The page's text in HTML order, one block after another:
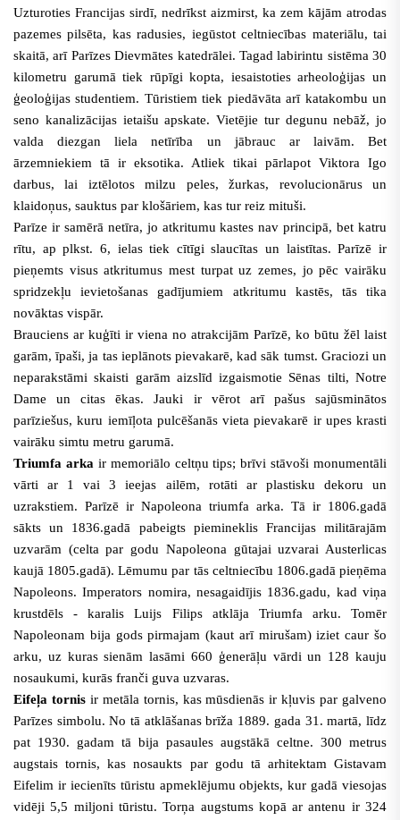
Uzturoties Francijas sirdī, nedrīkst aizmirst, ka zem kājām atrodas
pazemes pilsēta, kas radusies, iegūstot celtniecības materiālu, tai
skaitā, arī Parīzes Dievmātes katedrālei. Tagad labirintu sistēma 30
kilometru garumā tiek rūpīgi kopta, iesaistoties arheoloģijas un
ģeoloģijas studentiem. Tūristiem tiek piedāvāta arī katakombu un
seno kanalizācijas ietaišu apskate. Vietējie tur degunu nebāž, jo
valda diezgan liela netīrība un jābrauc ar laivām. Bet
ārzemniekiem tā ir eksotika. Atliek tikai pārlapot Viktora Igo
darbus, lai iztēlotos milzu peles, žurkas, revolucionārus un
klaidoņus, sauktus par klošāriem, kas tur reiz mituši.
Parīze ir samērā netīra, jo atkritumu kastes nav principā, bet katru
rītu, ap plkst. 6, ielas tiek cītīgi slaucītas un laistītas. Parīzē ir
pieņemts visus atkritumus mest turpat uz zemes, jo pēc vairāku
spridzekļu ievietošanas gadījumiem atkritumu kastēs, tās tika
novāktas vispār.
Brauciens ar kuģīti ir viena no atrakcijām Parīzē, ko būtu žēl laist
garām, īpaši, ja tas ieplānots pievakarē, kad sāk tumst. Graciozi un
neparakstāmi skaisti garām aizslīd izgaismotie Sēnas tilti, Notre
Dame un citas ēkas. Jauki ir vērot arī pašus sajūsminātos
parīziešus, kuru iemīļota pulcēšanās vieta pievakarē ir upes krasti
vairāku simtu metru garumā.
Triumfa arka ir memoriālo celtņu tips; brīvi stāvoši monumentāli
vārti ar 1 vai 3 ieejas ailēm, rotāti ar plastisku dekoru un
uzrakstiem. Parīzē ir Napoleona triumfa arka. Tā ir 1806.gadā
sākts un 1836.gadā pabeigts piemineklis Francijas militārajām
uzvarām (celta par godu Napoleona gūtajai uzvarai Austerlicas
kaujā 1805.gadā). Lēmumu par tās celtniecību 1806.gadā pieņēma
Napoleons. Imperators nomira, nesagaidījis 1836.gadu, kad viņa
krustdēls - karalis Luijs Filips atklāja Triumfa arku. Tomēr
Napoleonam bija gods pirmajam (kaut arī mirušam) iziet caur šo
arku, uz kuras sienām lasāmi 660 ģenerāļu vārdi un 128 kauju
nosaukumi, kurās franči guva uzvaras.
Eifeļa tornis ir metāla tornis, kas mūsdienās ir kļuvis par galveno
Parīzes simbolu. No tā atklāšanas brīža 1889. gada 31. martā, līdz
pat 1930. gadam tā bija pasaules augstākā celtne. 300 metrus
augstais tornis, kas nosaukts par godu tā arhitektam Gistavam
Eifelim ir iecienīts tūristu apmeklējumu objekts, kur gadā viesojas
vidēji 5,5 miljoni tūristu. Torņa augstums kopā ar antenu ir 324